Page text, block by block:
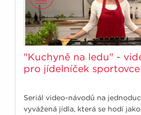
"Kuchyně na ledu" -
pro jídelníček sportovce
Seriál video-návodů na
vyvážená jídla, která se hodí